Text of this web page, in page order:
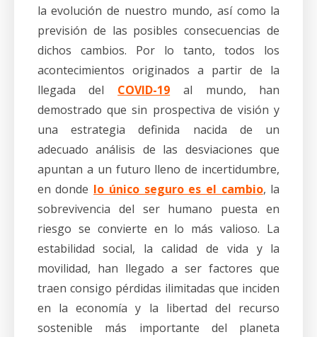
la evolución de nuestro mundo, así como la
previsión de las posibles consecuencias de
dichos cambios. Por lo tanto, todos los
acontecimientos originados a partir de la
llegada del COVID-19 al mundo, han
demostrado que sin prospectiva de visión y
una estrategia definida nacida de un
adecuado análisis de las desviaciones que
apuntan a un futuro lleno de incertidumbre,
en donde lo único seguro es el cambio, la
sobrevivencia del ser humano puesta en
riesgo se convierte en lo más valioso. La
estabilidad social, la calidad de vida y la
movilidad, han llegado a ser factores que
traen consigo pérdidas ilimitadas que inciden
en la economía y la libertad del recurso
sostenible más importante del planeta